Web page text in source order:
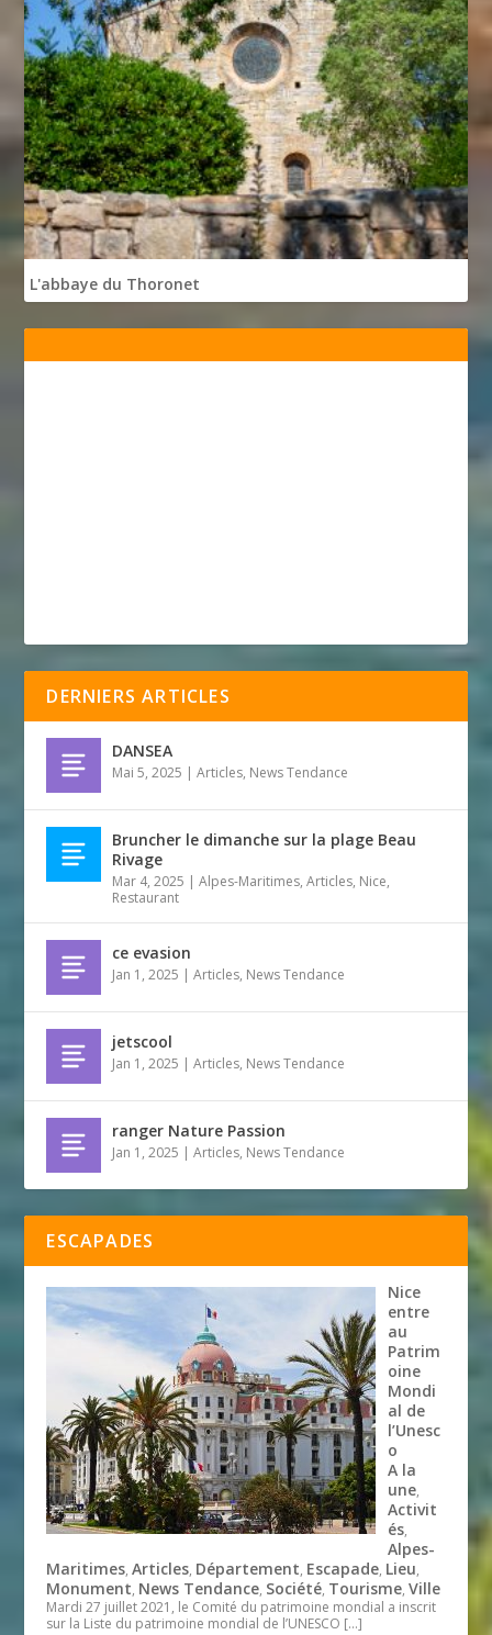
L'abbaye du Thoronet
DERNIERS ARTICLES
DANSEA
Mai 5, 2025 |Articles, News Tendance
Bruncher le dimanche sur la plage Beau
Rivage
Mar 4, 2025 |Alpes-Maritimes,Articles, Nice,
Restaurant
ce evasion
Jan 1, 2025 |Articles, News Tendance
jetscool
Jan 1, 2025 |Articles, News Tendance
ranger Nature Passion
Jan 1, 2025 |Articles, News Tendance
ESCAPADES
Nice
entre
au
Patrim
oine
Mondi
al de
l’Unesc
o
A la
une,
Activit
és,
Alpes-
Maritimes,Articles, Département, Escapade, Lieu,
Monument, News Tendance, Société, Tourisme,Ville
Mardi 27 juillet 2021, le Comité du patrimoine mondial a inscrit
sur la Liste du patrimoine mondial de l’UNESCO […]